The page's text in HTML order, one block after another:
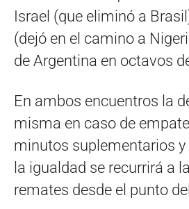
Israel (que eliminó a
(dejó en el camino a
de Argentina en octavos
En ambos encuentros la
misma en caso de
minutos suplementarios y
la igualdad se recurrirá a
remates desde el punto